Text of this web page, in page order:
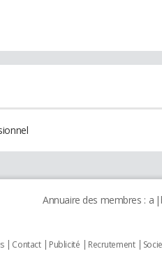
Annuaire des membres : a
Contact Publicité Recrutement